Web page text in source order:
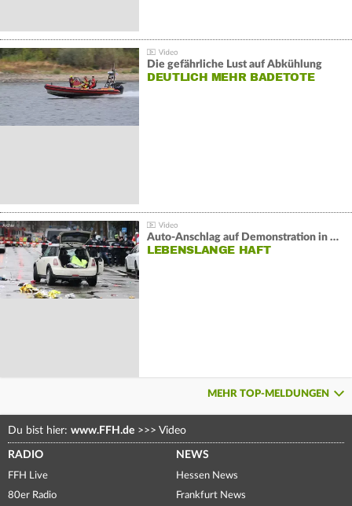
Die gefährliche Lust auf Abkühlung
DEUTLICH MEHR BADETOTE
Auto-Anschlag auf Demonstration in München:
LEBENSLANGE HAFT
MEHR TOP-MELDUNGEN
Du bist hier: www.FFH.de >>> Video
RADIO
FFH Live
80er Radio
NEWS
Hessen News
Frankfurt News